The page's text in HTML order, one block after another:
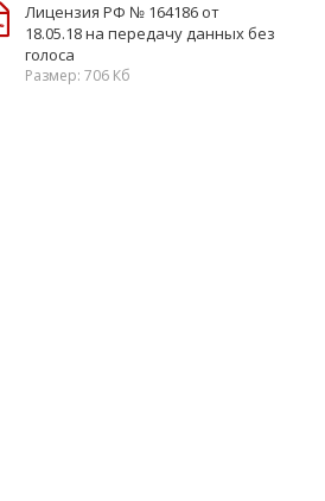
Лицензия РФ № 164186 от
18.05.18 на передачу данных без
голоса
Размер: 706 Кб